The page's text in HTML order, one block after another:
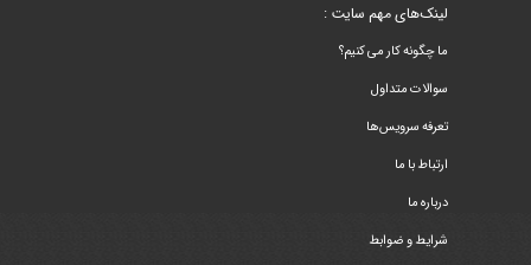
لینک‌های مهم سایت :
ما چگونه کار می کنیم؟
سوالات متداول
تعرفه سرویس‌ها
ارتباط با ما
درباره ما
شرایط و ضوابط